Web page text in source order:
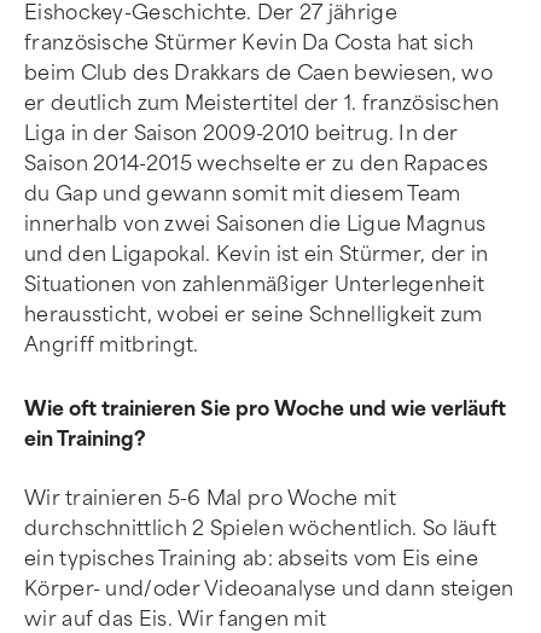
Eishockey-Geschichte. Der 27 jährige
französische Stürmer Kevin Da Costa hat sich
beim Club des Drakkars de Caen bewiesen, wo
er deutlich zum Meistertitel der 1. französischen
Liga in der Saison 2009-2010 beitrug. In der
Saison 2014-2015 wechselte er zu den Rapaces
du Gap und gewann somit mit diesem Team
innerhalb von zwei Saisonen die Ligue Magnus
und den Ligapokal. Kevin ist ein Stürmer, der in
Situationen von zahlenmäßiger Unterlegenheit
heraussticht, wobei er seine Schnelligkeit zum
Angriff mitbringt.
Wie oft trainieren Sie pro Woche und wie verläuft
ein Training?
Wir trainieren 5-6 Mal pro Woche mit
durchschnittlich 2 Spielen wöchentlich. So läuft
ein typisches Training ab: abseits vom Eis eine
Körper- und/oder Videoanalyse und dann steigen
wir auf das Eis. Wir fangen mit